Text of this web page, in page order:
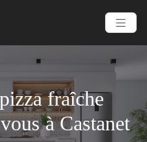
fraîche
à Castanet